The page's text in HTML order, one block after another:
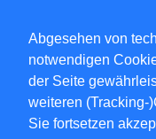
Abgesehen von
notwendigen
der Seite
weiteren (Tracking-
Sie fortsetzen